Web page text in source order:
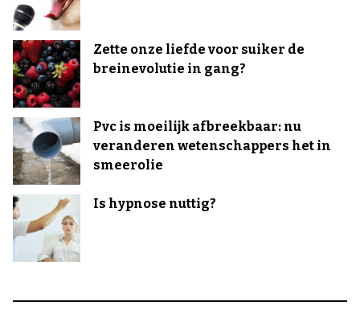
Zette onze liefde voor suiker de
breinevolutie in gang?
Pvc is moeilijk afbreekbaar: nu
veranderen wetenschappers het in
smeerolie
Is hypnose nuttig?